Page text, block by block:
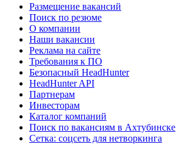
Размещение вакансий
Поиск по резюме
О компании
Наши вакансии
Реклама на сайте
Требования к ПО
Безопасный HeadHunter
HeadHunter API
Партнерам
Инвесторам
Каталог компаний
Поиск по вакансиям в Ахтубинске
Сетка: соцсеть для нетворкинга